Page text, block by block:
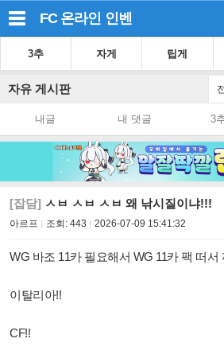
FC 온라인 인벤
3추 자게 팁게
자유 게시판
내글 내 댓글 3
[잡담] ㅅㅂ ㅅㅂ ㅅㅂ 왜 낚시질이냐!!!
아르프 조회: 443 2026-07-09 15:41:32
WG 바조 11카 필요해서 WG 11카 팩 떠서
이탈리아!!
CF!!